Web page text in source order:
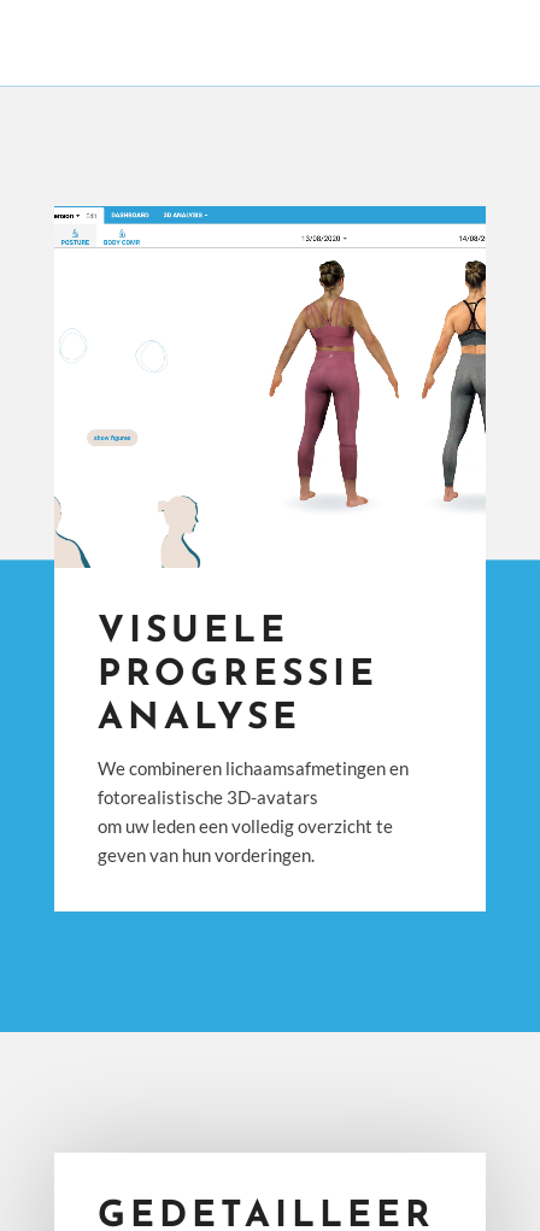
Video
Player
VISUELE
PROGRESSIE
ANALYSE
We combineren lichaamsafmetingen en
fotorealistische 3D-avatars
om uw leden een volledig overzicht te
geven van hun vorderingen.
GEDETAILLEER